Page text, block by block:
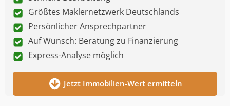
Größtes Maklernetzwerk Deutschlands
Persönlicher Ansprechpartner
Auf Wunsch: Beratung zu Finanzierung
Express-Analyse möglich
Jetzt Immobilien-Wert ermitteln